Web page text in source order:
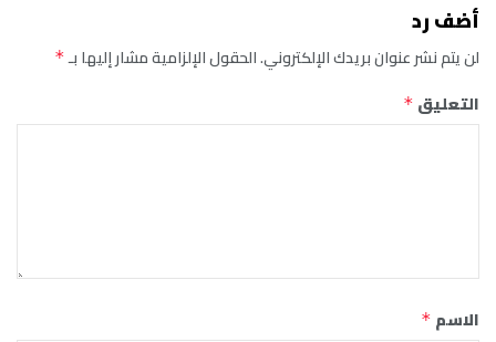
أضف رد
لن يتم نشر عنوان بريدك الإلكتروني.الحقول الإلزامية مشار إليها بـ*
التعليق *
الاسم *